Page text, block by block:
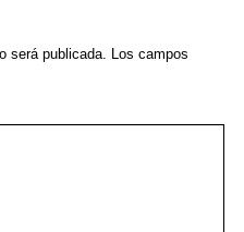
será publicada.
Los campos